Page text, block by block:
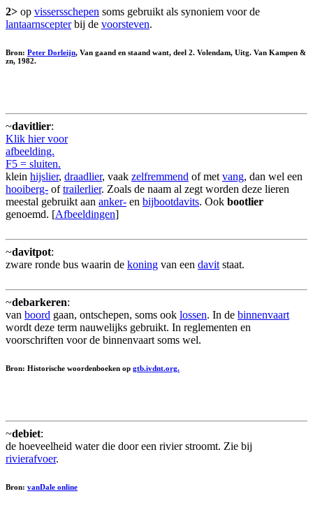
2> op vissersschepen soms gebruikt als synoniem voor de
lantaarnscepterbij de voorsteven.
Bron: Peter Dorleijn, Van gaand en staand want, deel 2. Volendam, Uitg. Van Kampen &
zn, 1982.
~davitlier:
Klik hier voor
afbeelding.
F5 = sluiten.
klein hijslier, draadlier, vaak zelfremmend of met vang, dan wel een
hooiberg- oftrailerlier. Zoals de naam al zegt worden deze lieren
meestal gebruikt aan anker- en bijbootdavits. Ook bootlier
genoemd. [Afbeeldingen]
~davitpot:
zware ronde bus waarin de koning van een davit staat.
~debarkeren:
van boord gaan, ontschepen, soms ook lossen. In de binnenvaart
wordt deze term nauwelijks gebruikt. In reglementen en
voorschriften voor de binnenvaart soms wel.
Bron: Historische woordenboeken op gtb.ivdnt.org.
~debiet:
de hoeveelheid water die door een rivier stroomt. Zie bij
rivierafvoer.
Bron: vanDale online